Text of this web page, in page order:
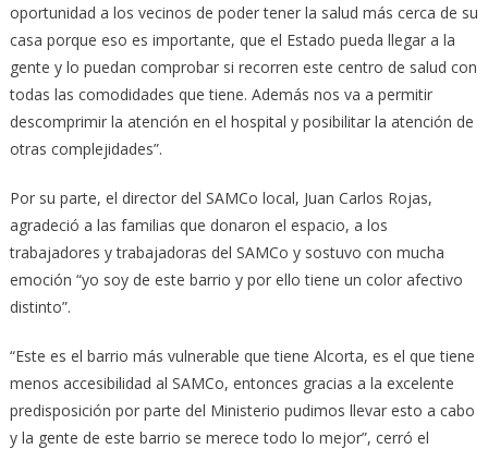
oportunidad a los vecinos de poder tener la salud más cerca de su
casa porque eso es importante, que el Estado pueda llegar a la
gente y lo puedan comprobar si recorren este centro de salud con
todas las comodidades que tiene. Además nos va a permitir
descomprimir la atención en el hospital y posibilitar la atención de
otras complejidades”.
Por su parte, el director del SAMCo local, Juan Carlos Rojas,
agradeció a las familias que donaron el espacio, a los
trabajadores y trabajadoras del SAMCo y sostuvo con mucha
emoción “yo soy de este barrio y por ello tiene un color afectivo
distinto”.
“Este es el barrio más vulnerable que tiene Alcorta, es el que tiene
menos accesibilidad al SAMCo, entonces gracias a la excelente
predisposición por parte del Ministerio pudimos llevar esto a cabo
y la gente de este barrio se merece todo lo mejor”, cerró el